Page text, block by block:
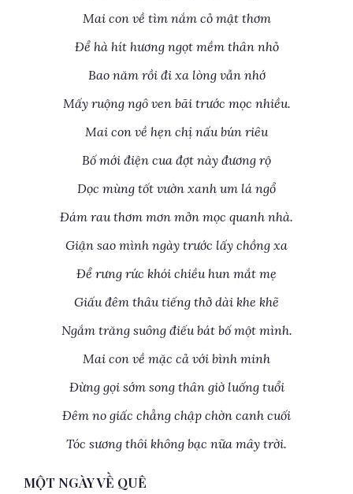
Mai con về tìm nắm cỏ mật thơm
Để hà hít hương ngọt mềm thân nhỏ
Bao năm rồi đi xa lòng vẫn nhớ
Mấy ruộng ngô ven bãi trước mọc nhiều.
Mai con về hẹn chị nấu bún riêu
Bố mới điện cua đợt này đương rộ
Dọc mùng tốt vườn xanh um lá ngổ
Đám rau thơm mơn mởn mọc quanh nhà.
Giận sao mình ngày trước lấy chồng xa
Để rưng rức khói chiều hun mắt mẹ
Giấu đêm thâu tiếng thở dài khe khẽ
Ngắm trăng suông điếu bát bố một mình.
Mai con về mặc cả với bình minh
Đừng gọi sớm song thân giờ luống tuổi
Đêm no giấc chẳng chập chờn canh cuối
Tóc sương thôi không bạc nữa mây trời.
MỘT NGÀY VỀ QUÊ